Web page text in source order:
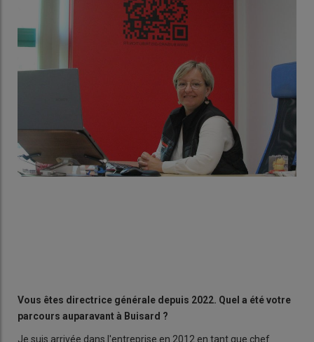
Vous êtes directrice générale depuis 2022. Quel a été votre
parcours auparavant à Buisard ?
Je suis arrivée dans l'entreprise en 2012 en tant que chef